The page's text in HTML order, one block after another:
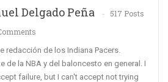
Delgado Peña
517 Posts
redacción de los Indiana Pacers.
de la NBA y del baloncesto en general. I
failure, but I can't accept not trying